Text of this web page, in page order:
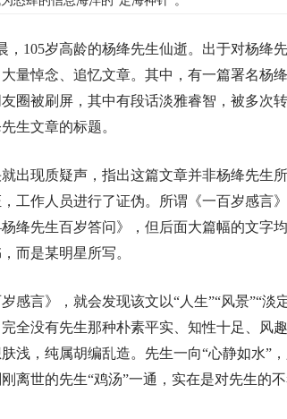
105岁高龄的杨绛先生仙逝。出于对杨绛
量悼念、追忆文章。其中，有一篇署名杨
圈被刷屏，其中有段话淡雅睿智，被多次
生文章的标题。
现质疑声，指出这篇文章并非杨绛先生
工作人员进行了证伪。所谓《一百岁感言
绛先生百岁答问》，但后面大篇幅的文字
而是某明星所写。
言》，就会发现该文以“人生”“风景”“淡定
全没有先生那种朴素平实、知性十足、风
浅，纯属胡编乱造。先生一向“心静如水”
离世的先生“鸡汤”一通，实在是对先生的不